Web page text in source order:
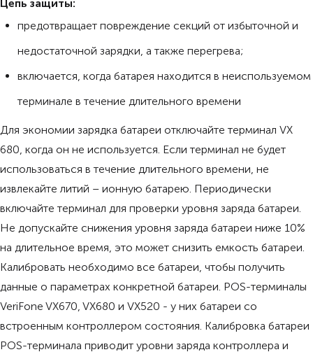
Цепь защиты:
предотвращает повреждение секций от избыточной и
недостаточной зарядки, а также перегрева;
включается, когда батарея находится в неиспользуемом
терминале в течение длительного времени
Для экономии зарядка батареи отключайте терминал VX
680, когда он не используется. Если терминал не будет
использоваться в течение длительного времени, не
извлекайте литий – ионную батарею. Периодически
включайте терминал для проверки уровня заряда батареи.
Не допускайте снижения уровня заряда батареи ниже 10%
на длительное время, это может снизить емкость батареи.
Калибровать необходимо все батареи, чтобы получить
данные о параметрах конкретной батареи. POS-терминалы
VeriFone VX670, VX680 и VX520 - у них батареи со
встроенным контроллером состояния. Калибровка батареи
POS-терминала приводит уровни заряда контроллера и